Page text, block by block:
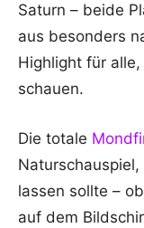
Saturn – beide
aus besonders
Highlight für
schauen.
Die totale
lassen sollte –
auf dem